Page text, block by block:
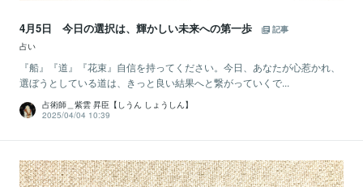
4月5日 今日の選択は、輝かしい未来への第一歩
記事
占い
『船』『道』『花束』自信を持ってください。今日、あなたが心惹かれ、
選ぼうとしている道は、きっと良い結果へと繋がっていくで...
占術師＿紫雲 昇臣【しうん しょうしん】
2025/04/04 10:39